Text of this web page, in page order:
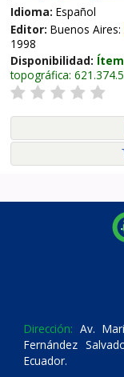
Idioma: Español
Editor: Buenos Aires:
1998
Disponibilidad:
topográfica:
Dirección: Av.
Fernández
Ecuador.